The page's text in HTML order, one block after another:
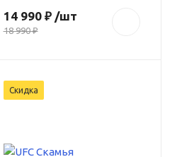
14 990 ₽/шт
18 990 ₽
Скидка